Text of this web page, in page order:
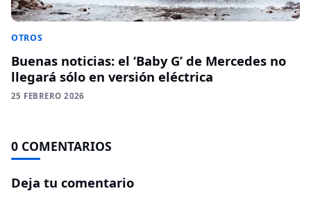
OTROS
Buenas noticias: el ‘Baby G’ de Mercedes no
llegará sólo en versión eléctrica
25 FEBRERO 2026
0 COMENTARIOS
Deja tu comentario